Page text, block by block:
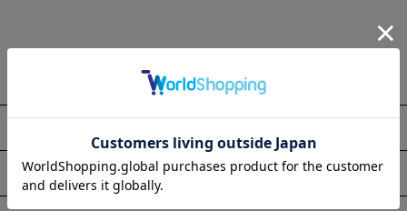
Information